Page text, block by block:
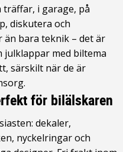
träffar, i garage, på
diskutera och
än bara teknik – det är
med biltema
särskilt när de är
för bilälskaren
dekaler,
nyckelringar och